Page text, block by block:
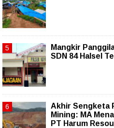
Mangkir
SDN 84 Halsel
Akhir Sengketa
Mining: MA
PT Harum